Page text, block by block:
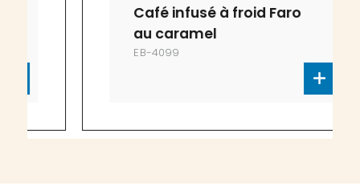
Café infusé à froid Faro
au caramel
EB-4099